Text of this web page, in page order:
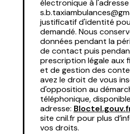
électronique à l'adresse
justificatif d'identité
demandé. Nous
données pendant la
de contact puis
prescription légale aux
et de gestion des
avez le droit de vous
d'opposition au
téléphonique,
adresse:
site cnil.fr pour plus
vos droits.